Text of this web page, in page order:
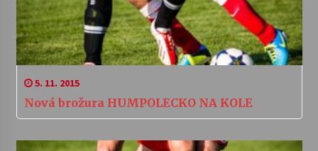
5. 11. 2015
Nová brožura HUMPOLECKO NA KOLE